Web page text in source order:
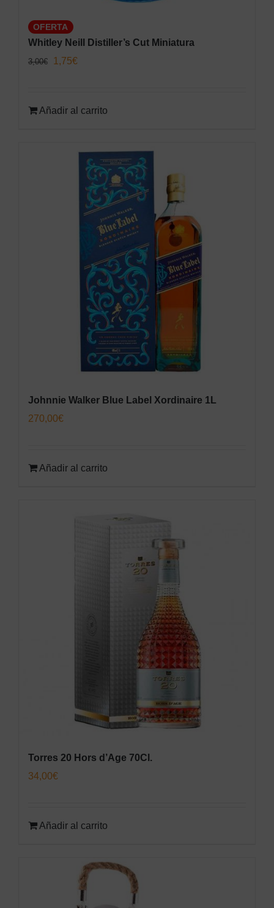
OFERTA
Whitley Neill Distiller’s Cut Miniatura
3,00€
El
era:
1,75€
es:
Añadir al carrito
Johnnie Walker Blue Label Xordinaire 1L
270,00€
Añadir al carrito
Torres 20 Hors d’Age 70Cl.
34,00€
Añadir al carrito